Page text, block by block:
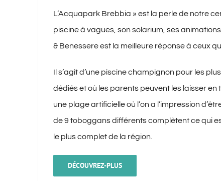
L’Acquapark Brebbia » est la perle de notre
piscine à vagues, son solarium, ses
& Benessere est la meilleure réponse à ceux
Il s’agit d’une piscine champignon pour les
dédiés et où les parents peuvent les laisser
une plage artificielle où l’on a l’impression
de 9 toboggans différents complètent ce qui
le plus complet de la région.
DÉCOUVREZ-PLUS